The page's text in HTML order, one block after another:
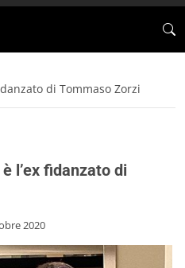
di Tommaso Zorzi
l’ex fidanzato di
2020